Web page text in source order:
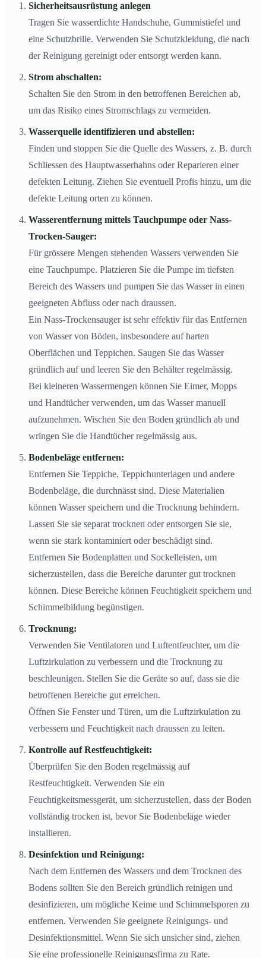
Sicherheitsausrüstung anlegen
Tragen Sie wasserdichte Handschuhe, Gummistiefel und
eine Schutzbrille. Verwenden Sie Schutzkleidung, die nach
der Reinigung gereinigt oder entsorgt werden kann.
Strom abschalten:
Schalten Sie den Strom in den betroffenen Bereichen ab,
um das Risiko eines Stromschlags zu vermeiden.
Wasserquelle identifizieren und abstellen:
Finden und stoppen Sie die Quelle des Wassers, z. B. durch
Schliessen des Hauptwasserhahns oder Reparieren einer
defekten Leitung. Ziehen Sie eventuell Profis hinzu, um die
defekte Leitung orten zu können.
Wasserentfernung mittels Tauchpumpe oder Nass-
Trocken-Sauger:
Für grössere Mengen stehenden Wassers verwenden Sie
eine Tauchpumpe. Platzieren Sie die Pumpe im tiefsten
Bereich des Wassers und pumpen Sie das Wasser in einen
geeigneten Abfluss oder nach draussen.
Ein Nass-Trockensauger ist sehr effektiv für das Entfernen
von Wasser von Böden, insbesondere auf harten
Oberflächen und Teppichen. Saugen Sie das Wasser
gründlich auf und leeren Sie den Behälter regelmässig.
Bei kleineren Wassermengen können Sie Eimer, Mopps
und Handtücher verwenden, um das Wasser manuell
aufzunehmen. Wischen Sie den Boden gründlich ab und
wringen Sie die Handtücher regelmässig aus.
Bodenbeläge entfernen:
Entfernen Sie Teppiche, Teppichunterlagen und andere
Bodenbeläge, die durchnässt sind. Diese Materialien
können Wasser speichern und die Trocknung behindern.
Lassen Sie sie separat trocknen oder entsorgen Sie sie,
wenn sie stark kontaminiert oder beschädigt sind.
Entfernen Sie Bodenplatten und Sockelleisten, um
sicherzustellen, dass die Bereiche darunter gut trocknen
können. Diese Bereiche können Feuchtigkeit speichern und
Schimmelbildung begünstigen.
Trocknung:
Verwenden Sie Ventilatoren und Luftentfeuchter, um die
Luftzirkulation zu verbessern und die Trocknung zu
beschleunigen. Stellen Sie die Geräte so auf, dass sie die
betroffenen Bereiche gut erreichen.
Öffnen Sie Fenster und Türen, um die Luftzirkulation zu
verbessern und Feuchtigkeit nach draussen zu leiten.
Kontrolle auf Restfeuchtigkeit:
Überprüfen Sie den Boden regelmässig auf
Restfeuchtigkeit. Verwenden Sie ein
Feuchtigkeitsmessgerät, um sicherzustellen, dass der Boden
vollständig trocken ist, bevor Sie Bodenbeläge wieder
installieren.
Desinfektion und Reinigung:
Nach dem Entfernen des Wassers und dem Trocknen des
Bodens sollten Sie den Bereich gründlich reinigen und
desinfizieren, um mögliche Keime und Schimmelsporen zu
entfernen. Verwenden Sie geeignete Reinigungs- und
Desinfektionsmittel. Wenn Sie sich unsicher sind, ziehen
Sie eine professionelle Reinigungsfirma zu Rate.